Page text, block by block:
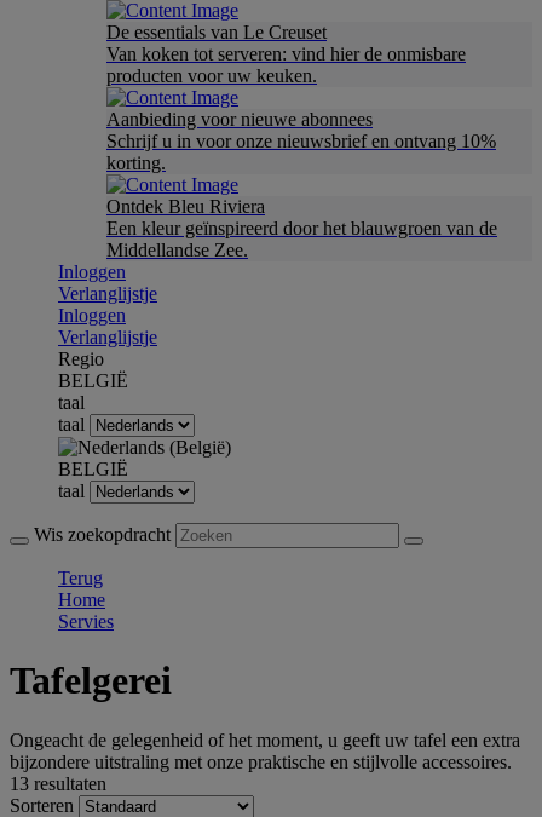
De essentials van Le Creuset
Van koken tot serveren: vind hier de onmisbare
producten voor uw keuken.
Aanbieding voor nieuwe abonnees
Schrijf u in voor onze nieuwsbrief en ontvang 10%
korting.
Ontdek Bleu Riviera
Een kleur geïnspireerd door het blauwgroen van de
Middellandse Zee.
Inloggen
Verlanglijstje
Inloggen
Verlanglijstje
Regio
BELGIË
taal
taal
BELGIË
taal
Wis zoekopdracht
Terug
Home
Servies
Tafelgerei
Ongeacht de gelegenheid of het moment, u geeft uw tafel een extra
bijzondere uitstraling met onze praktische en stijlvolle accessoires.
13 resultaten
Sorteren